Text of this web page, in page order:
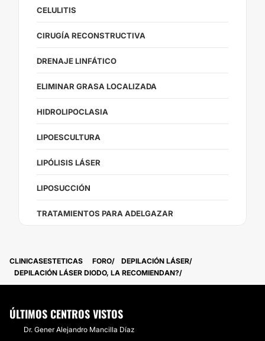
CELULITIS
CIRUGÍA RECONSTRUCTIVA
DRENAJE LINFÁTICO
ELIMINAR GRASA LOCALIZADA
HIDROLIPOCLASIA
LIPOESCULTURA
LIPÓLISIS LÁSER
LIPOSUCCIÓN
TRATAMIENTOS PARA ADELGAZAR
CLINICASESTETICAS FORO
DEPILACIÓN LÁSER
DEPILACIÓN LÁSER DIODO, LA RECOMIENDAN?
ÚLTIMOS CENTROS VISTOS
Dr. Gener Alejandro Mancilla Díaz